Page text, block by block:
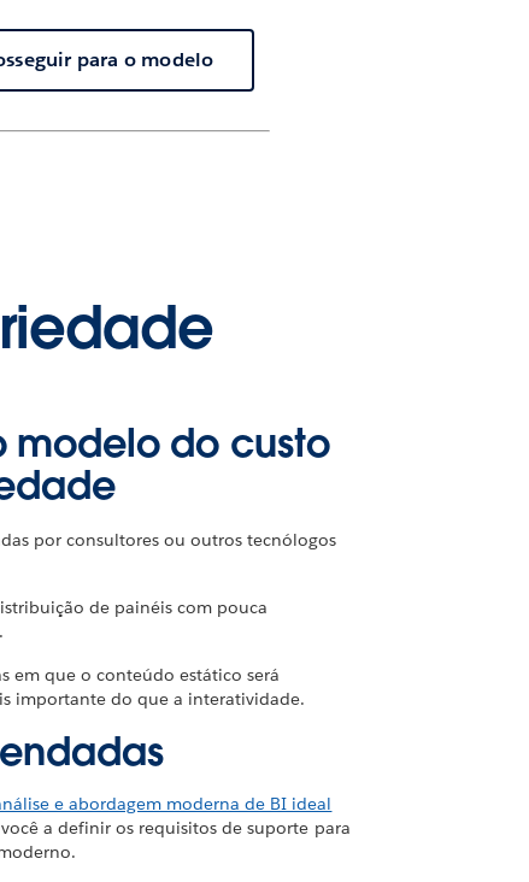
para o modelo
modelo do custo
por consultores ou outros tecnólogos
de painéis com pouca
em que o conteúdo estático será
importante do que a interatividade.
e abordagem moderna de BI ideal
a definir os requisitos de suporte para